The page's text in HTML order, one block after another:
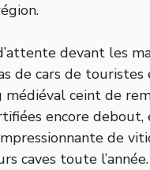
devant les
de cars de
médiéval ceint de
encore debout,
de
caves toute l’année.